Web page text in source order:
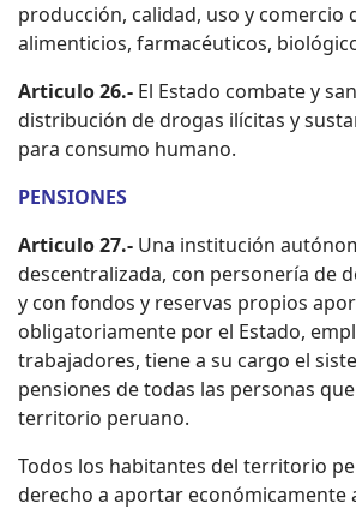
producción, calidad, uso y comercio
alimenticios, farmacéuticos,
Articulo 26.- El Estado combate y
distribución de drogas ilícitas y
para consumo humano.
PENSIONES
Articulo 27.- Una institución
descentralizada, con personería de
y con fondos y reservas propios
obligatoriamente por el Estado,
trabajadores, tiene a su cargo el
pensiones de todas las personas
territorio peruano.
Todos los habitantes del territorio
derecho a aportar económicamente